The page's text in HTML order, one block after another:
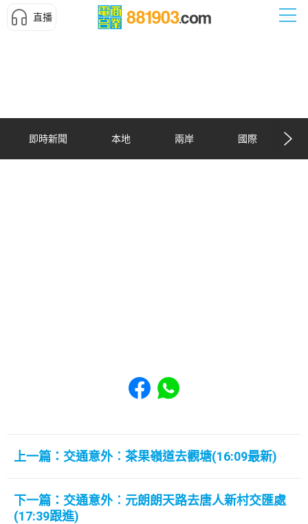
直播
即時新聞 本地 兩岸 國際
Share to Facebook
Share to WhatsApp
上一篇：交通意外︰茶果嶺道去觀塘(16:09最新)
下一篇：交通意外︰元朗朗天路去唐人新村交匯處
(17:39跟進)